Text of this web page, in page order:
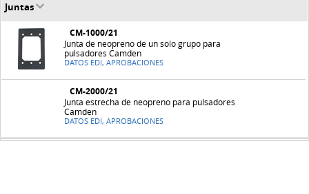
Juntas
CM-1000/21
Junta de neopreno de un solo grupo para
pulsadores Camden
DATOS EDI, APROBACIONES
CM-2000/21
Junta estrecha de neopreno para pulsadores
Camden
DATOS EDI, APROBACIONES